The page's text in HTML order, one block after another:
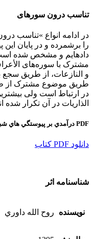
ﺗﻨﺎﺳﺐ درون ﺳﻮرهای
در اداﻣﻪ اﻧﻮاع »ﺗﻨﺎﺳﺐ
را ﺑﺮﺷﻤﺮده و در ﭘﺎﯾﺎن
دادهاﯾﻢ و ﻣﺸﺨﺺ ﺷﺪه
ﻣﺸﺘﺮک ﺑﺎ ﺳﻮرهﻫﺎی
و اﻟﻨﺎزﻋﺎت، از ﻃﺮﯾﻖ ﺳﺠﻊ
ﻃﺮﯾﻖ ﻣﻮﺿﻮع ﻣﺸﺘﺮک از
در ارﺗﺒﺎط اﺳﺖ وﻟﯽ
اﻟﺬارﯾﺎت در آن ﺗﮑﺮار شده
PDF درآمدي بر پيوستگي هاي شبكه اي سوره هاي قرآن كريم
دانلود PDF كتاب
شناسنامه اثر
نویسنده روح الله داوري